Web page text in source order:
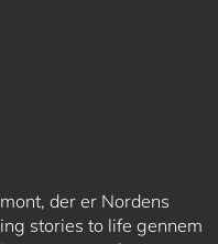
der er Nordens
stories to life gennem